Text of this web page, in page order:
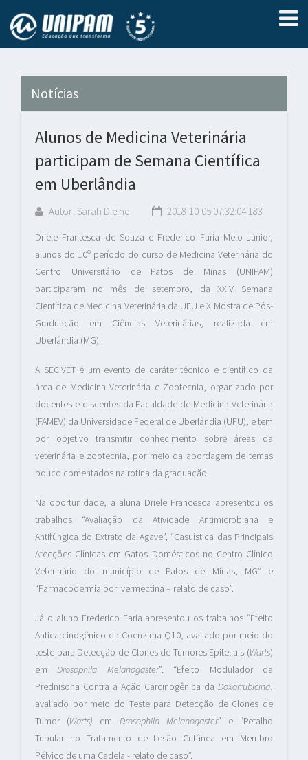
Notícias
Alunos de Medicina Veterinária
participam de Semana Científica
em Uberlândia
Autor: Sarah Dieine 2018-10-05 07:32:04.183
Driele Frantesca de Souza e Frederico Faria Melo Júnior,
alunos do 10º período do curso de Medicina Veterinária do
Centro Universitário de Patos de Minas (UNIPAM)
participaram no mês de setembro, da XXIV Semana
Científica de Medicina Veterinária da UFU e X Mostra de Pós-
Graduação em Ciências Veterinárias, realizada em
Uberlândia (MG).
A SECIVET é um evento de caráter técnico e científico da
área de Medicina Veterinária e Zootecnia, organizado por
docentes e discentes da Faculdade de Medicina Veterinária
(FAMEV) da Universidade Federal de Uberlândia (UFU), e tem
por objetivo transmitir conhecimento sobre áreas da
veterinária e zootecnia, por meio da abordagem de temas
pouco comentados na rotina da graduação.
Na oportunidade, a aluna Driele Francesca apresentou os
trabalhos “Avaliação da Atividade Antimicrobiana e
Antifúngica do Extrato da Agave”, “Casuística das Principais
Afecções Clínicas em Gatos Domésticos no Centro Clínico
Veterinário do município de Patos de Minas, MG” e
“Farmacodermia por Ivermectina – relato de caso”.
Já o aluno Frederico Faria apresentou os trabalhos “Efeito
Anticarcinogênico da Coenzima Q10, avaliado por meio do
teste para Detecção de Clones de Tumores Epiteliais (Warts)
emDrosophila Melanogaster”, “Efeito Modulador da
Prednisona Contra a Ação Carcinogênica da Doxorrubicina,
avaliado por meio do Teste para Detecção de Clones de
Tumor (Warts) em Drosophila Melanogaster” e “Retalho
Tubular no Tratamento de Lesão Cutânea em Membro
Pélvico de uma Cadela - relato de caso”.